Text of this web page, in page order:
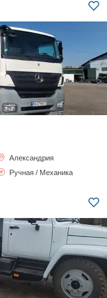
Александрия
Ручная / Механика